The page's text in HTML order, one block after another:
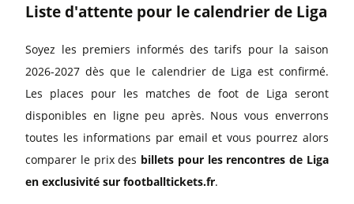
Liste d'attente pour le calendrier de Liga
Soyez les premiers informés des tarifs pour la saison
2026-2027 dès que le calendrier de Liga est confirmé.
Les places pour les matches de foot de Liga seront
disponibles en ligne peu après. Nous vous enverrons
toutes les informations par email et vous pourrez alors
comparer le prix des billets pour les rencontres de Liga
en exclusivité sur footballtickets.fr.